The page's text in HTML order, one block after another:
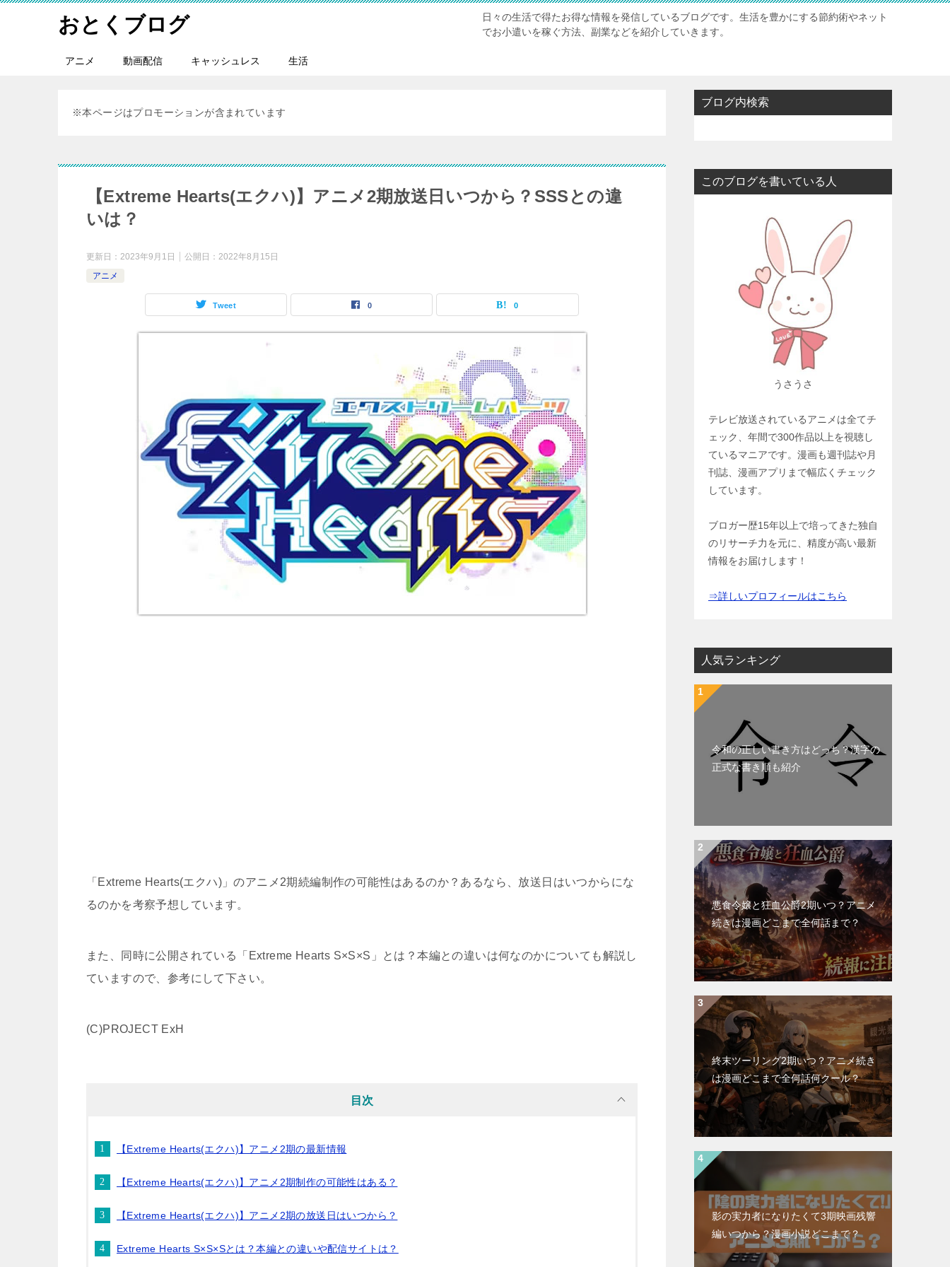
おとくブログ
日々の生活で得たお得な情報を発信しているブログです。生活を豊かにする節約術やネット
でお小遣いを稼ぐ方法、副業などを紹介していきます。
アニメ 動画配信 キャッシュレス 生活
※本ページはプロモーションが含まれています
【Extreme Hearts(エクハ)】アニメ2期放送日いつから？SSSとの違
いは？
更新日： 2023年9月1日 公開日： 2022年8月15日
アニメ
Tweet 0 0
「Extreme Hearts(エクハ)」のアニメ2期続編制作の可能性はあるのか？あるなら、放送日はいつからにな
るのかを考察予想しています。
また、同時に公開されている「Extreme Hearts S×S×S」とは？本編との違いは何なのかについても解説し
ていますので、参考にして下さい。
(C)PROJECT ExH
目次
【Extreme Hearts(エクハ)】アニメ2期の最新情報
【Extreme Hearts(エクハ)】アニメ2期制作の可能性はある？
【Extreme Hearts(エクハ)】アニメ2期の放送日はいつから？
Extreme Hearts S×S×Sとは？本編との違いや配信サイトは？
ブログ内検索
このブログを書いている人
うさうさ
テレビ放送されているアニメは全てチ
ェック、年間で300作品以上を視聴し
ているマニアです。漫画も週刊誌や月
刊誌、漫画アプリまで幅広くチェック
しています。
ブロガー歴15年以上で培ってきた独自
のリサーチ力を元に、精度が高い最新
情報をお届けします！
⇒詳しいプロフィールはこちら
人気ランキング
令和の正しい書き方はどっち？漢字の
正式な書き順も紹介
悪食令嬢と狂血公爵2期いつ？アニメ
続きは漫画どこまで全何話まで？
終末ツーリング2期いつ？アニメ続き
は漫画どこまで全何話何クール？
影の実力者になりたくて3期映画残響
編いつから？漫画小説どこまで？